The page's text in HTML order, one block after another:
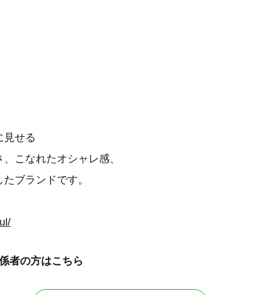
見せる
こなれたオシャレ感、
ブランドです。
者の方はこちら